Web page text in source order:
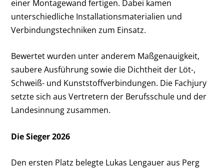
einer Montagewand fertigen. Dabei kamen
unterschiedliche Installationsmaterialien und
Verbindungstechniken zum Einsatz.
Bewertet wurden unter anderem Maßgenauigkeit,
saubere Ausführung sowie die Dichtheit der Löt-,
Schweiß- und Kunststoffverbindungen. Die Fachjury
setzte sich aus Vertretern der Berufsschule und der
Landesinnung zusammen.
Die Sieger 2026
Den ersten Platz belegte Lukas Lengauer aus Perg